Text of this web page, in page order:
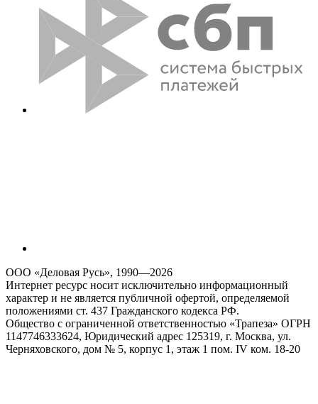
ООО «Деловая Русь», 1990—2026
Интернет ресурс носит исключительно информационный
характер и не является публичной офертой, определяемой
положениями ст. 437 Гражданского кодекса РФ.
Общество с ограниченной ответственностью «Трапеза» ОГРН
1147746333624, Юридический адрес 125319, г. Москва, ул.
Черняховского, дом № 5, корпус 1, этаж 1 пом. IV ком. 18-20